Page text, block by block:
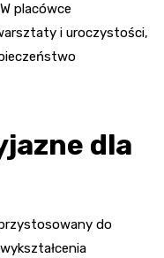
placówce
i uroczystości,
dla
do